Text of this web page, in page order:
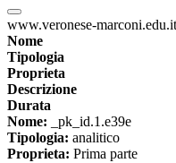
www.veronese-marconi.edu.it
Nome
Tipologia
Proprieta
Descrizione
Durata
Nome: _pk_id.1.e39e
Tipologia: analitico
Proprieta: Prima parte